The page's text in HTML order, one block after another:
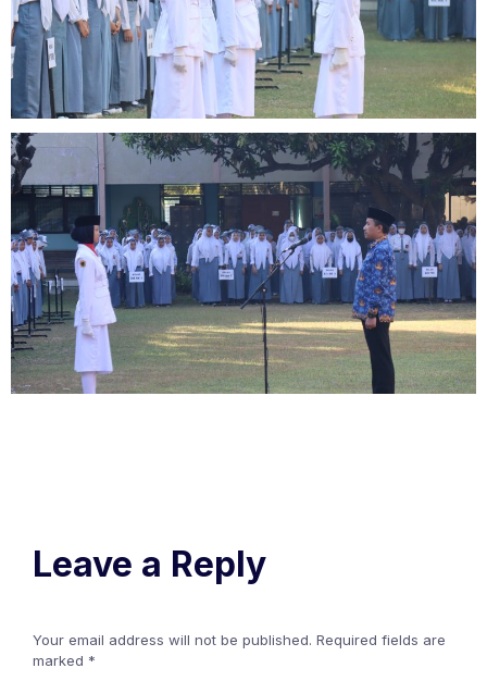
Leave a Reply
Your email address will not be published. Required fields are
marked *